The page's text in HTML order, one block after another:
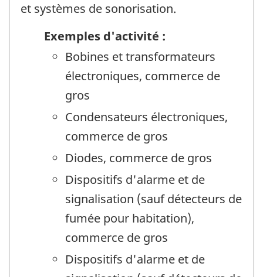
et systèmes de sonorisation.
Exemples d'activité :
Bobines et transformateurs
électroniques, commerce de
gros
Condensateurs électroniques,
commerce de gros
Diodes, commerce de gros
Dispositifs d'alarme et de
signalisation (sauf détecteurs de
fumée pour habitation),
commerce de gros
Dispositifs d'alarme et de